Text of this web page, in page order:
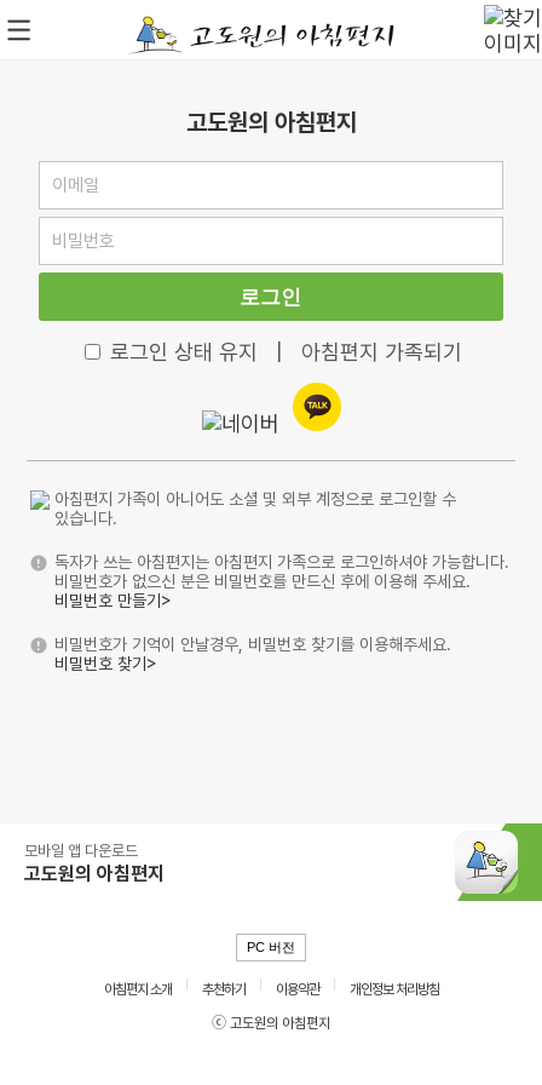
고도원의 아침편지
로그인
로그인 상태 유지 아침편지 가족되기
아침편지 가족이 아니어도 소셜 및 외부 계정으로 로그인할 수
있습니다.
독자가 쓰는 아침편지는 아침편지 가족으로 로그인하셔야 가능합니다.
비밀번호가 없으신 분은 비밀번호를 만드신 후에 이용해 주세요.
비밀번호 만들기>
비밀번호가 기억이 안날경우, 비밀번호 찾기를 이용해주세요.
비밀번호 찾기>
모바일 앱 다운로드
고도원의 아침편지
PC 버전
아침편지 소개 추천하기 이용약관
개인정보 처리방침
ⓒ 고도원의 아침편지